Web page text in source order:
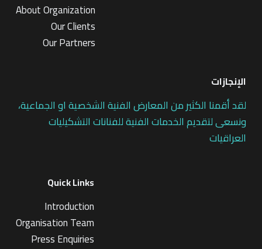
About Organization
Our Clients
Our Partners
الإنجازات
لقد أقمنا الكثير من المعارض الفنية الشخصية او الجماعية،
ونسعى لتقديم الخدمات الفنية للفنانات التشكيليات
العراقيات
Quick Links
Introduction
Organisation Team
Press Enquiries